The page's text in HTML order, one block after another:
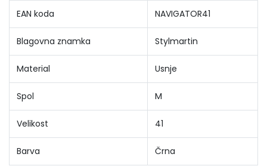
EAN koda
NAVIGATOR41
Blagovna znamka Stylmartin
Material Usnje
Spol M
Velikost 41
Barva Črna